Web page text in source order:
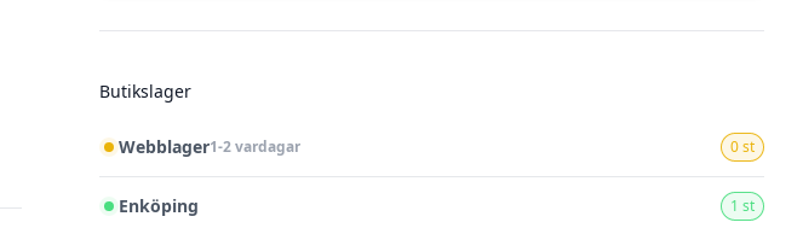
Butikslager
Webblager1-2 vardagar 0 st
Enköping 1 st